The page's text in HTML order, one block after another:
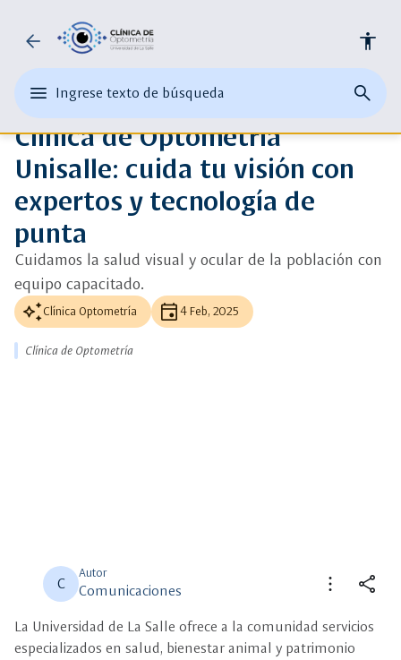
arrow_back
Universidad
la
Salle
menu
el
menu
principal
Ingrese texto de búsqueda search
de
edit
Ingrese
o
una
palabra
clave
close
accessibility
ads_click Ver más detalle
auto_awesome
Clínica de Optometría
Unisalle: cuida tu visión con
expertos y tecnología de
punta
Cuidamos la salud visual y ocular de la población con
equipo capacitado.
auto_awesomeClínica Optometría event 4 Feb, 2025
Clínica de Optometría
C
Autor
Comunicaciones more_vert share
Compartir close
Seleccione un filtro close
La Universidad de La Salle ofrece a la comunidad servicios
especializados en salud, bienestar animal y patrimonio